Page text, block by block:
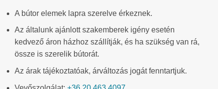
A bútor elemek lapra szerelve érkeznek.
Az általunk ajánlott szakemberek igény esetén
kedvező áron házhoz szállítják, és ha szükség van rá,
össze is szerelik bútorát.
Az árak tájékoztatóak, árváltozás jogát fenntartjuk.